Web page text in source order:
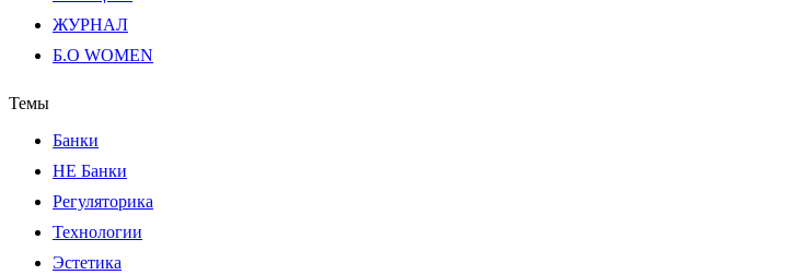
ЖУРНАЛ
Б.О WOMEN
Темы
Банки
НЕ Банки
Регуляторика
Технологии
Эстетика